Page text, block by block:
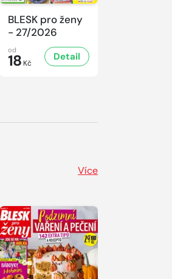
BLESK pro ženy
- 27/2026
od
18 Kč
Detail
Více